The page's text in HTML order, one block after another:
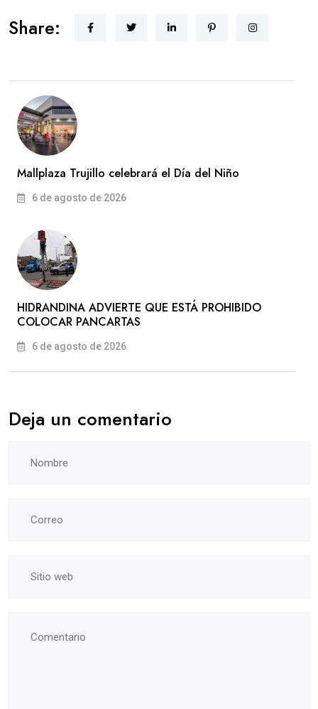
Share:
Mallplaza Trujillo celebrará el Día del Niño
6 de agosto de 2026
HIDRANDINA ADVIERTE QUE ESTÁ PROHIBIDO
COLOCAR PANCARTAS
6 de agosto de 2026
Deja un comentario